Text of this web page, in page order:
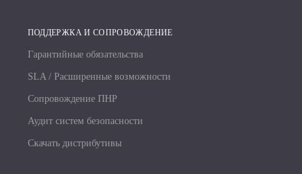
ПОДДЕРЖКА И СОПРОВОЖДЕНИЕ
Гарантийные обязательства
SLA / Расширенные возможности
Сопровождение ПНР
Аудит систем безопасности
Скачать дистрибутивы